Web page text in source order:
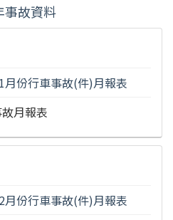
事故資料
月份行車事故(件)月報表
月報表
月份行車事故(件)月報表